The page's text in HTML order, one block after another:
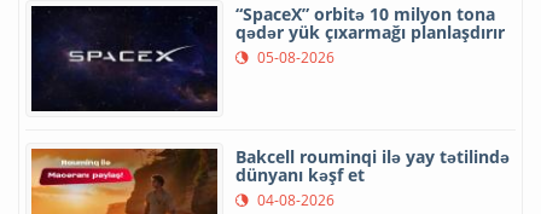
“SpaceX” orbitə 10 milyon tona
qədər yük çıxarmağı planlaşdırır
05-08-2026
Bakcell rouminqi ilə yay tətilində
dünyanı kəşf et
04-08-2026